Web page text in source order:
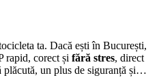
ta. Dacă ești în București,
rapid, corect și fără stres, direct
plăcută, un plus de siguranță și…